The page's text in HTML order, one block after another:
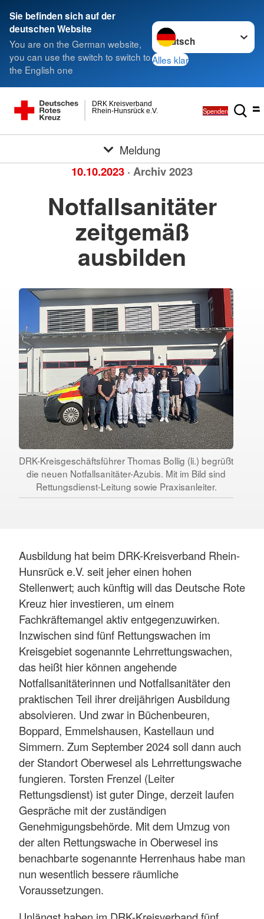
Sie befinden sich auf der
deutschen Website
You are on the German website,
you can use the switch to switch to
the English one
Sprache wechseln zu
Alles klar
Rhein-Hunsrück e.V.
DRK Kreisverband
Spenden
Meldung
10.10.2023 · Archiv 2023
Notfallsanitäter
zeitgemäß
ausbilden
DRK-Kreisgeschäftsführer Thomas Bollig (li.) begrüßt
die neuen Notfallsanitäter-Azubis. Mit im Bild sind
Rettungsdienst-Leitung sowie Praxisanleiter.
Ausbildung hat beim DRK-Kreisverband Rhein-
Hunsrück e.V. seit jeher einen hohen
Stellenwert; auch künftig will das Deutsche Rote
Kreuz hier investieren, um einem
Fachkräftemangel aktiv entgegenzuwirken.
Inzwischen sind fünf Rettungswachen im
Kreisgebiet sogenannte Lehrrettungswachen,
das heißt hier können angehende
Notfallsanitäterinnen und Notfallsanitäter den
praktischen Teil ihrer dreijährigen Ausbildung
absolvieren. Und zwar in Büchenbeuren,
Boppard, Emmelshausen, Kastellaun und
Simmern. Zum September 2024 soll dann auch
der Standort Oberwesel als Lehrrettungswache
fungieren. Torsten Frenzel (Leiter
Rettungsdienst) ist guter Dinge, derzeit laufen
Gespräche mit der zuständigen
Genehmigungsbehörde. Mit dem Umzug von
der alten Rettungswache in Oberwesel ins
benachbarte sogenannte Herrenhaus habe man
nun wesentlich bessere räumliche
Voraussetzungen.